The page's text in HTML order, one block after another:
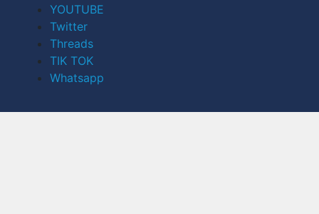
YOUTUBE
Twitter
Threads
TIK TOK
Whatsapp